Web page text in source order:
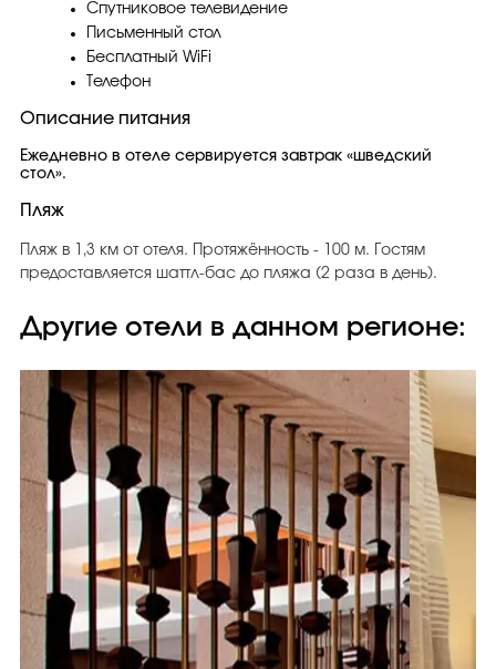
Спутниковое телевидение
Письменный стол
Бесплатный WiFi
Телефон
Описание питания
Ежедневно в отеле сервируется завтрак «шведский
стол».
Пляж
Пляж в 1,3 км от отеля. Протяжённость - 100 м. Гостям
предоставляется шаттл-бас до пляжа (2 раза в день).
Другие отели в данном регионе: